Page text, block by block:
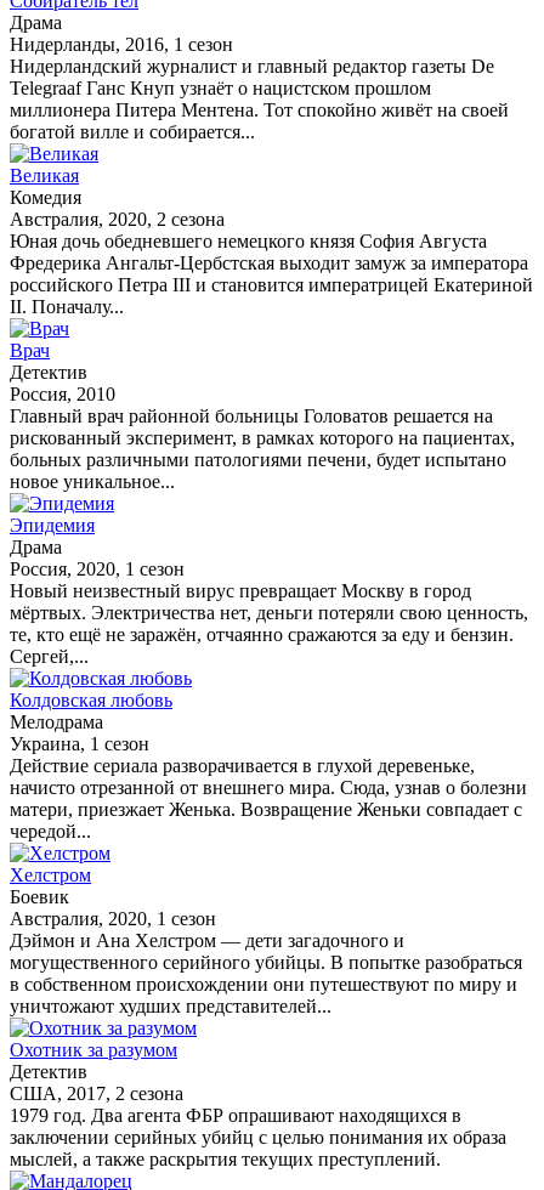
Драма
Нидерланды, 2016, 1 сезон
Нидерландский журналист и главный редактор газеты De
Telegraaf Ганс Кнуп узнаёт о нацистском прошлом
миллионера Питера Ментена. Тот спокойно живёт на своей
богатой вилле и собирается...
Великая
Комедия
Австралия, 2020, 2 сезона
Юная дочь обедневшего немецкого князя София Августа
Фредерика Ангальт-Цербстская выходит замуж за императора
российского Петра III и становится императрицей Екатериной
II. Поначалу...
Врач
Детектив
Россия, 2010
Главный врач районной больницы Головатов решается на
рискованный эксперимент, в рамках которого на пациентах,
больных различными патологиями печени, будет испытано
новое уникальное...
Эпидемия
Драма
Россия, 2020, 1 сезон
Новый неизвестный вирус превращает Москву в город
мёртвых. Электричества нет, деньги потеряли свою ценность,
те, кто ещё не заражён, отчаянно сражаются за еду и бензин.
Сергей,...
Колдовская любовь
Мелодрама
Украина, 1 сезон
Действие сериала разворачивается в глухой деревеньке,
начисто отрезанной от внешнего мира. Сюда, узнав о болезни
матери, приезжает Женька. Возвращение Женьки совпадает с
чередой...
Хелстром
Боевик
Австралия, 2020, 1 сезон
Дэймон и Ана Хелстром — дети загадочного и
могущественного серийного убийцы. В попытке разобраться
в собственном происхождении они путешествуют по миру и
уничтожают худших представителей...
Охотник за разумом
Детектив
США, 2017, 2 сезона
1979 год. Два агента ФБР опрашивают находящихся в
заключении серийных убийц с целью понимания их образа
мыслей, а также раскрытия текущих преступлений.